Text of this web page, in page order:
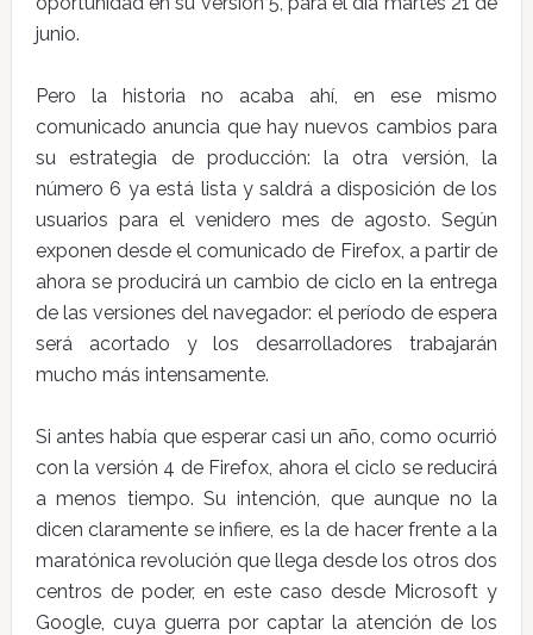
junio.
Pero la historia no acaba ahí, en ese mismo
comunicado anuncia que hay nuevos cambios para
su estrategia de producción: la otra versión, la
número 6 ya está lista y saldrá a disposición de los
usuarios para el venidero mes de agosto. Según
exponen desde el comunicado de Firefox, a partir de
ahora se producirá un cambio de ciclo en la entrega
de las versiones del navegador: el período de espera
será acortado y los desarrolladores trabajarán
mucho más intensamente.
Si antes había que esperar casi un año, como ocurrió
con la versión 4 de Firefox, ahora el ciclo se reducirá
a menos tiempo. Su intención, que aunque no la
dicen claramente se infiere, es la de hacer frente a la
maratónica revolución que llega desde los otros dos
centros de poder, en este caso desde Microsoft y
Google, cuya guerra por captar la atención de los